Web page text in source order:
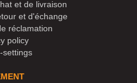
et de livraison
et d'échange
réclamation
policy
settings